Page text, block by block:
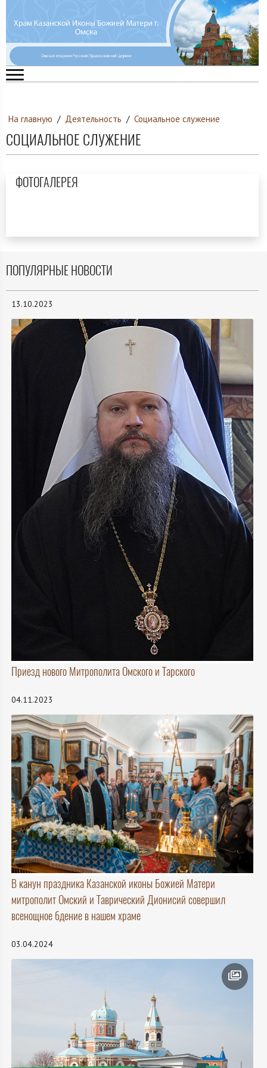
На главную / Деятельность / Социальное служение
СОЦИАЛЬНОЕ СЛУЖЕНИЕ
ФОТОГАЛЕРЕЯ
ПОПУЛЯРНЫЕ НОВОСТИ
13.10.2023
Приезд нового Митрополита Омского и Тарского
04.11.2023
В канун праздника Казанской иконы Божией Матери
митрополит Омский и Таврический Дионисий совершил
всенощное бдение в нашем храме
03.04.2024